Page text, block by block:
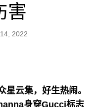
害
2022
星云集，好生热闹。
身穿Gucci标志